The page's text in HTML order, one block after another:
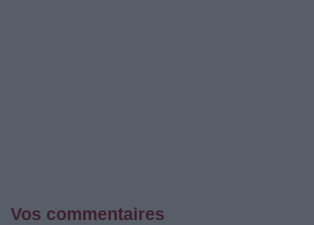
Vos commentaires